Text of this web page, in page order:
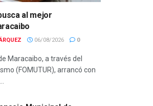
al mejor
06/08/2026 0
Maracaibo, a través del
(FOMUTUR), arrancó con